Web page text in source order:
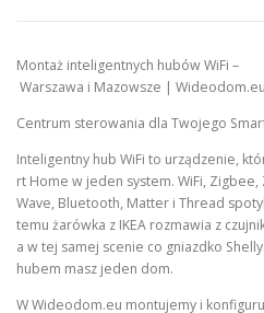
EN
Montaż inteligentnych hubów WiFi –
Warszawa i Mazowsze | Wideodom.eu
Centrum sterowania dla Twojego
Inteligentny hub WiFi to urządzenie,
rt Home w jeden system. WiFi, Zigbee,
Wave, Bluetooth, Matter i Thread
temu żarówka z IKEA rozmawia z
a w tej samej scenie co gniazdko
hubem masz jeden dom.
W Wideodom.eu montujemy i